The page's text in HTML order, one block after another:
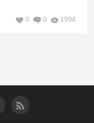
1994
0
0